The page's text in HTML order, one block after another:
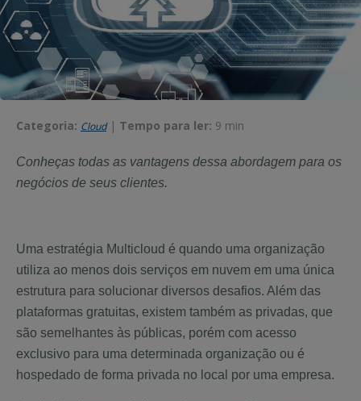
Categoria: Cloud | Tempo para ler: 9 min
Conheças todas as vantagens dessa abordagem para os
negócios de seus clientes.
Uma estratégia Multicloud é quando uma organização
utiliza ao menos dois serviços em nuvem em uma única
estrutura para solucionar diversos desafios. Além das
plataformas gratuitas, existem também as privadas, que
são semelhantes às públicas, porém com acesso
exclusivo para uma determinada organização ou é
hospedado de forma privada no local por uma empresa.